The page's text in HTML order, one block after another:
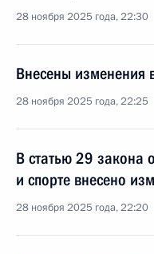
28 ноября 2025 года, 22:30
Внесены изменения
28 ноября 2025 года, 22:25
В статью 29 закона
и спорте внесено
28 ноября 2025 года, 22:20